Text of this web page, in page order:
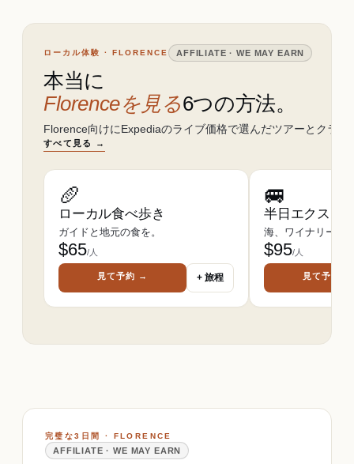
ローカル体験 · FLORENCE AFFILIATE · WE MAY EARN
本当に
Florenceを見る6つの方法。
Florence向けにExpediaのライブ価格で選んだツアーとクラス
すべて見る →
🥖
ローカル食べ歩き
ガイドと地元の食を。
$65/人
見て予約 → + 旅程
🚐
半日エクスカ
海、ワイナリー、
$95/人
見て予約 →
完璧な3日間 · FLORENCE
AFFILIATE · WE MAY EARN